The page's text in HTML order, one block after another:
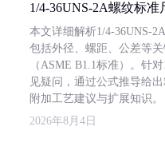
1/4-36UNS-2A螺纹标准
本文详细解析1/4-36UNS-
包括外径、螺距、公差等
（ASME B1.1标准）。针
见疑问，通过公式推导给
附加工艺建议与扩展知识。
2026年8月4日